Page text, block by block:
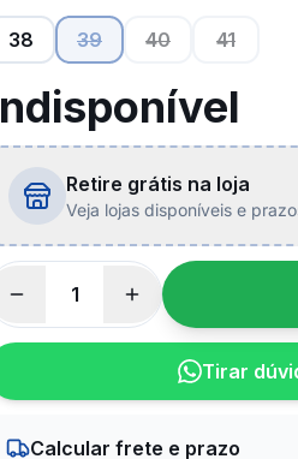
38 39 40 41
Retire grátis na loja
Veja lojas disponíveis e
Tirar
Calcular frete e prazo